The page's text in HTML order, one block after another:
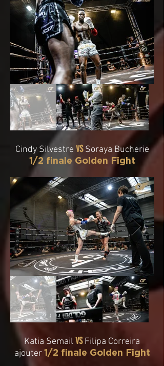
Cindy Silvestre VS Soraya Bucherie
1/2 finale Golden Fight
Katia Semail VS Filipa Correira
ajouter 1/2 finale Golden Fight